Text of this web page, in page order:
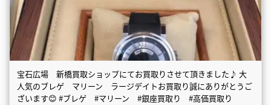
宝石広場 新橋買取ショップにてお買取りさせて頂きました♪ 大
人気のブレゲ マリーン ラージデイトお買取り誠にありがとうご
ざいます😊 #ブレゲ #マリーン #銀座買取り #高価買取り